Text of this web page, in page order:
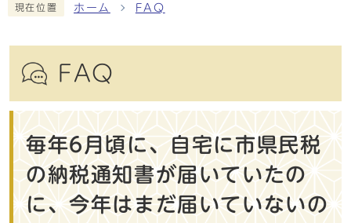
現在位置 ホーム FAQ
FAQ
毎年6月頃に、自宅に市県民税
の納税通知書が届いていたの
に、今年はまだ届いていないの